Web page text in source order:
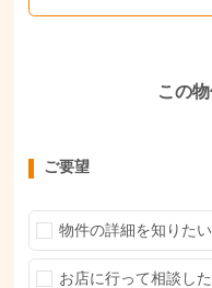
この
ご要望
物件の詳細を知りたい
お店に行って相談し